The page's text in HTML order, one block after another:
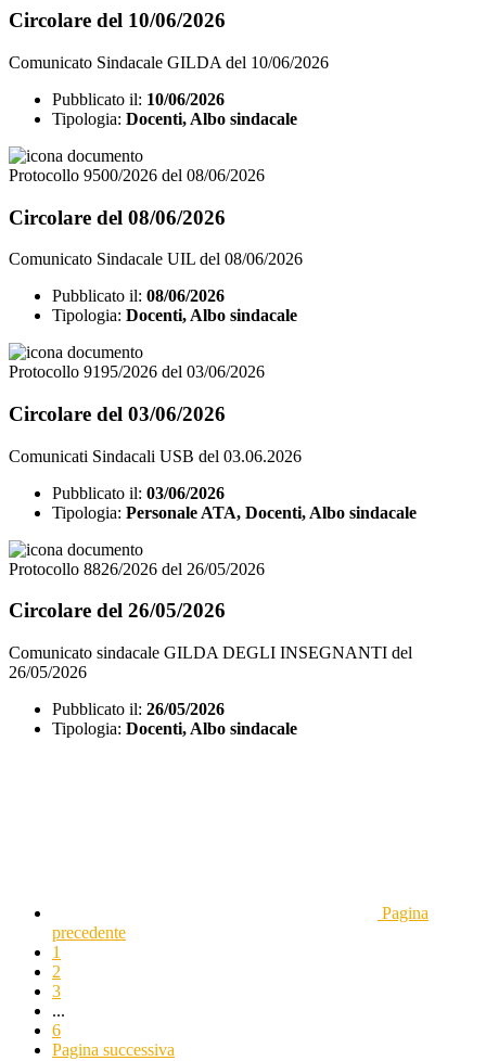
Circolare del 10/06/2026
Comunicato Sindacale GILDA del 10/06/2026
Pubblicato il: 10/06/2026
Tipologia: Docenti, Albo sindacale
Protocollo 9500/2026 del 08/06/2026
Circolare del 08/06/2026
Comunicato Sindacale UIL del 08/06/2026
Pubblicato il: 08/06/2026
Tipologia: Docenti, Albo sindacale
Protocollo 9195/2026 del 03/06/2026
Circolare del 03/06/2026
Comunicati Sindacali USB del 03.06.2026
Pubblicato il: 03/06/2026
Tipologia: Personale ATA, Docenti, Albo sindacale
Protocollo 8826/2026 del 26/05/2026
Circolare del 26/05/2026
Comunicato sindacale GILDA DEGLI INSEGNANTI del
26/05/2026
Pubblicato il: 26/05/2026
Tipologia: Docenti, Albo sindacale
Pagina
precedente
1
2
3
...
6
Pagina successiva